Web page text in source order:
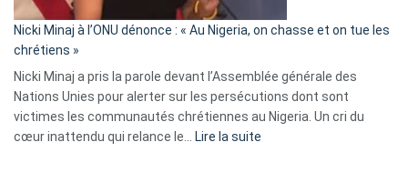
parle
ses
tripes »
Nicki Minaj à l’ONU dénonce : « Au Nigeria, on chasse et on tue les
chrétiens »
Nicki Minaj a pris la parole devant l’Assemblée générale des
Nations Unies pour alerter sur les persécutions dont sont
victimes les communautés chrétiennes au Nigeria. Un cri du
cœur inattendu qui relance le… Lire la suite